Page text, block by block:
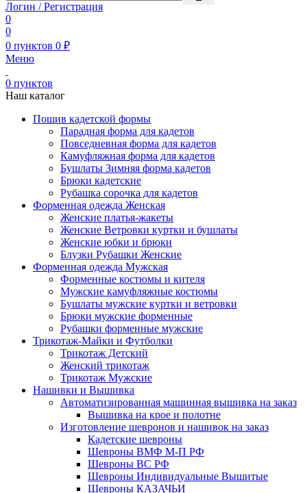
Логин / Регистрация
0
0
0 пунктов 0 ₽
Меню
0 пунктов
Наш каталог
Пошив кадетской формы
Парадная форма для кадетов
Повседневная форма для кадетов
Камуфляжная форма для кадетов
Бушлаты Зимняя форма кадетов
Брюки кадетские
Рубашка сорочка для кадетов
Форменная одежда Женская
Женские платья-жакеты
Женские Ветровки куртки и бушлаты
Женские юбки и брюки
Блузки Рубашки Женские
Форменная одежда Мужская
Форменные костюмы и кителя
Мужские камуфляжные костюмы
Бушлаты мужские куртки и ветровки
Брюки мужские форменные
Рубашки форменные мужские
Трикотаж-Майки и Футболки
Трикотаж Детский
Женский трикотаж
Трикотаж Мужские
Нашивки и Вышивка
Автоматизированная машинная вышивка на заказ
Вышивка на крое и полотне
Изготовление шевронов и нашивок на заказ
Кадетские шевроны
Шевроны ВМФ М-П РФ
Шевроны ВС РФ
Шевроны Индивидуальные Вышитые
Шевроны КАЗАЧЬИ